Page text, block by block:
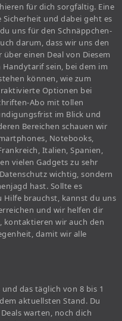
für dich sorgfältig. Eine
und dabei geht es
uns für den Schnäppchen-
darum, dass wir uns den
einen Deal von Diesem
Handytarif sein, bei dem im
können, wie zum
Optionen bei
Abo mit tollen
im Blick und
Bereichen schauen wir
Notebooks,
Italien, Spanien,
vielen Gadgets zu sehr
wichtig, sondern
hast. Sollte es
Hilfe brauchst, kannst du uns
und wir helfen dir
kontaktieren wir auch den
damit wir alle
das täglich von 8 bis 1
aktuellsten Stand. Du
warten, noch dich